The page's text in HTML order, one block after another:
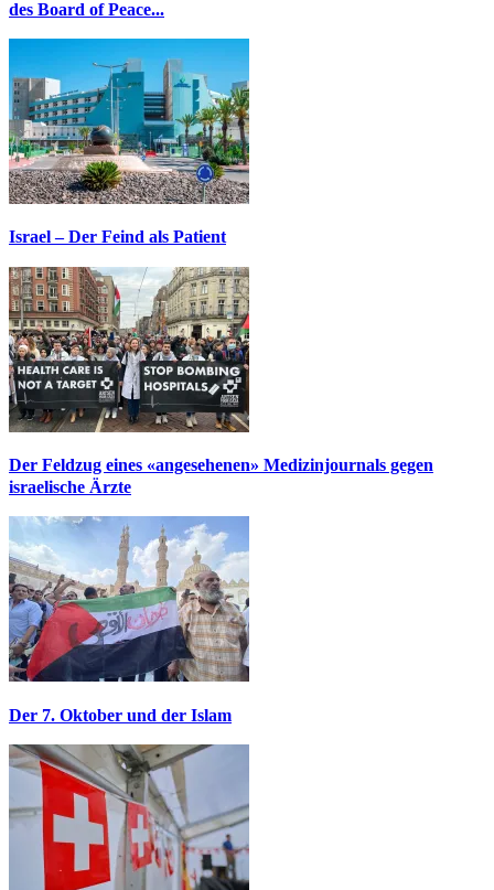
des Board of Peace...
Israel – Der Feind als Patient
Der Feldzug eines «angesehenen» Medizinjournals gegen
israelische Ärzte
Der 7. Oktober und der Islam